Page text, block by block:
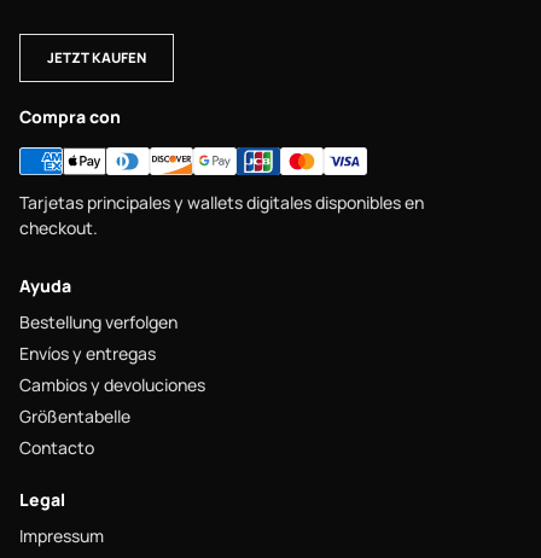
JETZT KAUFEN
Compra con
Tarjetas principales y wallets digitales disponibles en
checkout.
Ayuda
Bestellung verfolgen
Envíos y entregas
Cambios y devoluciones
Größentabelle
Contacto
Legal
Impressum